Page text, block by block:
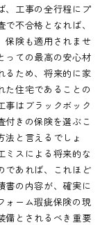
、工事の全行程にプ
不合格となれば、
保険も適用されませ
っての最高の安心材
るため、将来的に家
た住宅であることの
事はブラックボック
付きの保険を選ぶこ
法と言えるでしょ
ミスによる将来的な
であれば、これほど
書の内容が、確実に
ォーム瑕疵保険の現
備とされるべき重要